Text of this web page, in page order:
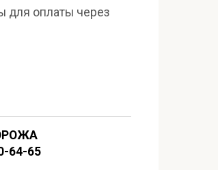
для оплаты через
64-65